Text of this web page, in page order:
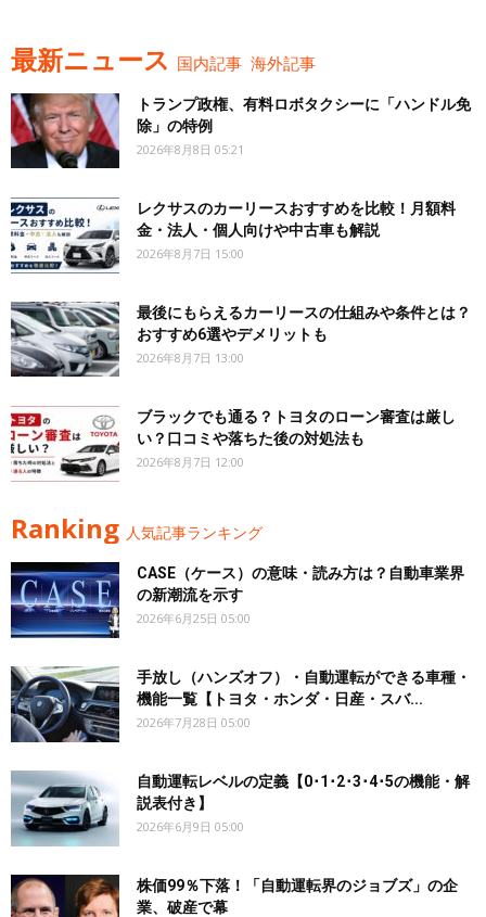
最新ニュース 国内記事 海外記事
トランプ政権、有料ロボタクシーに「ハンドル免
除」の特例
2026年8月8日 05:21
レクサスのカーリースおすすめを比較！月額料
金・法人・個人向けや中古車も解説
2026年8月7日 15:00
最後にもらえるカーリースの仕組みや条件とは？
おすすめ6選やデメリットも
2026年8月7日 13:00
ブラックでも通る？トヨタのローン審査は厳し
い？口コミや落ちた後の対処法も
2026年8月7日 12:00
Ranking 人気記事ランキング
CASE（ケース）の意味・読み方は？自動車業界
の新潮流を示す
2026年6月25日 05:00
手放し（ハンズオフ）・自動運転ができる車種・
機能一覧【トヨタ・ホンダ・日産・スバ...
2026年7月28日 05:00
自動運転レベルの定義【0･1･2･3･4･5の機能・解
説表付き】
2026年6月9日 05:00
株価99％下落！「自動運転界のジョブズ」の企
業、破産で幕